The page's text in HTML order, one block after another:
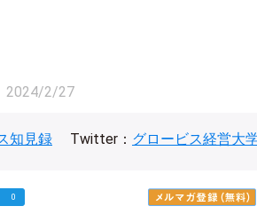
2024/2/27
知見録 Twitter： グロービス経営大
0